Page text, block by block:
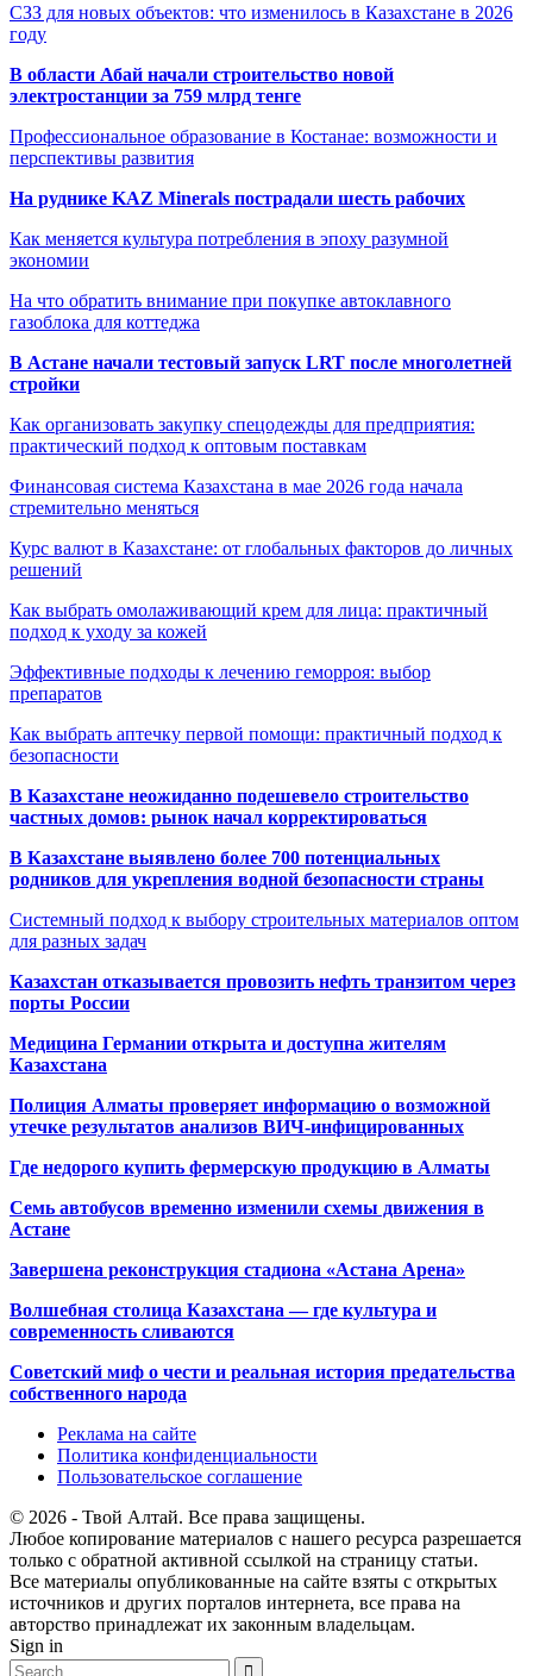
СЗЗ для новых объектов: что изменилось в Казахстане в 2026
году
В области Абай начали строительство новой
электростанции за 759 млрд тенге
Профессиональное образование в Костанае: возможности и
перспективы развития
На руднике KAZ Minerals пострадали шесть рабочих
Как меняется культура потребления в эпоху разумной
экономии
На что обратить внимание при покупке автоклавного
газоблока для коттеджа
В Астане начали тестовый запуск LRT после многолетней
стройки
Как организовать закупку спецодежды для предприятия:
практический подход к оптовым поставкам
Финансовая система Казахстана в мае 2026 года начала
стремительно меняться
Курс валют в Казахстане: от глобальных факторов до личных
решений
Как выбрать омолаживающий крем для лица: практичный
подход к уходу за кожей
Эффективные подходы к лечению геморроя: выбор
препаратов
Как выбрать аптечку первой помощи: практичный подход к
безопасности
В Казахстане неожиданно подешевело строительство
частных домов: рынок начал корректироваться
В Казахстане выявлено более 700 потенциальных
родников для укрепления водной безопасности страны
Системный подход к выбору строительных материалов оптом
для разных задач
Казахстан отказывается провозить нефть транзитом через
порты России
Медицина Германии открыта и доступна жителям
Казахстана
Полиция Алматы проверяет информацию о возможной
утечке результатов анализов ВИЧ-инфицированных
Где недорого купить фермерскую продукцию в Алматы
Семь автобусов временно изменили схемы движения в
Астане
Завершена реконструкция стадиона «Астана Арена»
Волшебная столица Казахстана — где культура и
современность сливаются
Советский миф о чести и реальная история предательства
собственного народа
Реклама на сайте
Политика конфиденциальности
Пользовательское соглашение
© 2026 - Твой Алтай. Все права защищены.
Любое копирование материалов с нашего ресурса разрешается
только с обратной активной ссылкой на страницу статьи.
Все материалы опубликованные на сайте взяты с открытых
источников и других порталов интернета, все права на
авторство принадлежат их законным владельцам.
Sign in